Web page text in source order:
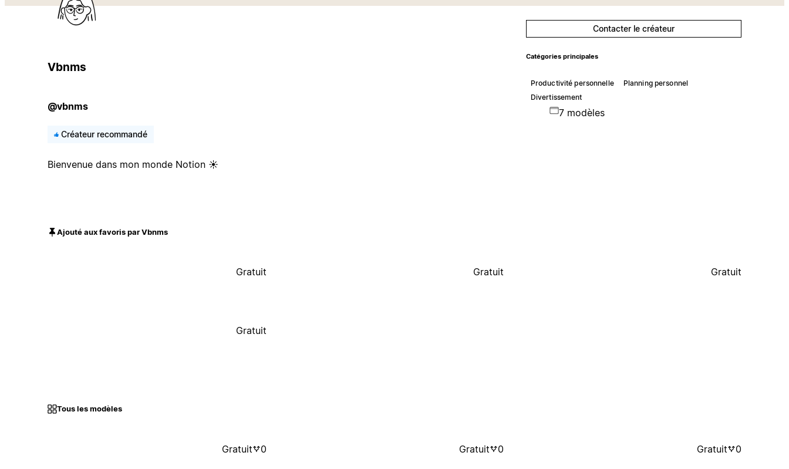
Vbnms
@vbnms
Créateur recommandé
Bienvenue dans mon monde Notion ☀️
Contacter le créateur
Catégories principales
Productivité personnelle
Planning personnel
Divertissement
7 modèles
Ajouté aux favoris par Vbnms
Gratuit Gratuit Gratuit
Gratuit
Tous les modèles
Gratuit 0 Gratuit 0 Gratuit 0